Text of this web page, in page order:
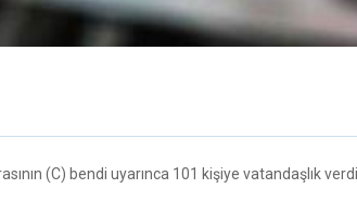
(C) bendi uyarınca 101 kişiye vatandaşlık